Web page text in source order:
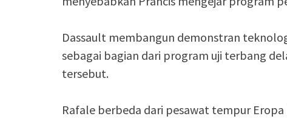
Dassault membangun demonstran
sebagai bagian dari program uji terbang
tersebut.
Rafale berbeda dari pesawat tempur